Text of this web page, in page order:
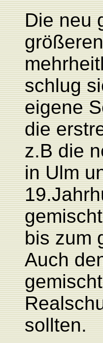
Die neu
schlug
eigene
die
z.B die
in Ulm
bis zum
Auch
sollten.